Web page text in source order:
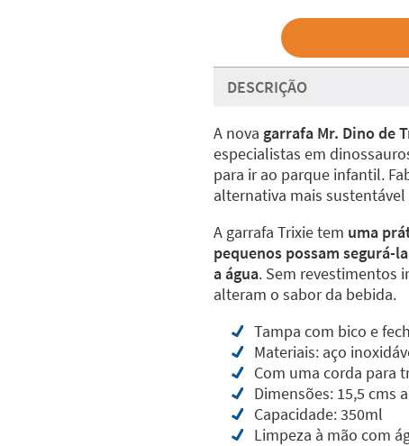
DESCRIÇÃO
A nova garrafa Mr. Dino de
especialistas em
para ir ao parque infantil.
alternativa mais
A garrafa Trixie tem uma
pequenos possam segurá-
a água. Sem revestimentos
alteram o sabor da bebida.
Tampa com bico e
Materiais: aço
Com uma corda para
Dimensões: 15,5 cms
Capacidade: 350ml
Limpeza à mão com